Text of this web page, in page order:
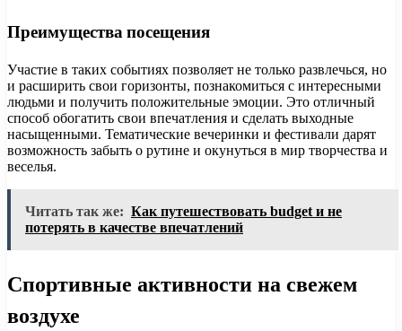
Преимущества посещения
Участие в таких событиях позволяет не только развлечься, но
и расширить свои горизонты, познакомиться с интересными
людьми и получить положительные эмоции. Это отличный
способ обогатить свои впечатления и сделать выходные
насыщенными. Тематические вечеринки и фестивали дарят
возможность забыть о рутине и окунуться в мир творчества и
веселья.
Читать так же: Как путешествовать budget и не
потерять в качестве впечатлений
Спортивные активности на свежем
воздухе